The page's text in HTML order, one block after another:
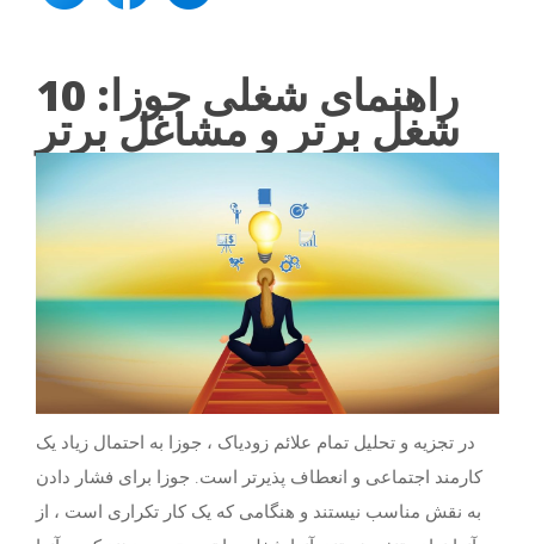
راهنمای شغلی جوزا: 10
شغل برتر و مشاغل برتر
در تجزیه و تحلیل تمام علائم زودیاک ، جوزا به احتمال زیاد یک
کارمند اجتماعی و انعطاف پذیرتر است. جوزا برای فشار دادن
به نقش مناسب نیستند و هنگامی که یک کار تکراری است ، از